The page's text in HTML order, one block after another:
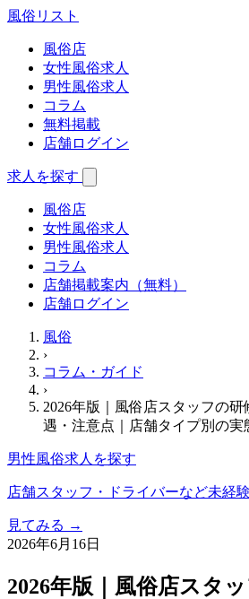
風俗 リスト
風俗店
女性風俗求人
男性風俗求人
コラム
無料掲載
店舗ログイン
求人を探す
風俗店
女性風俗求人
男性風俗求人
コラム
店舗掲載案内（無料）
店舗ログイン
風俗
›
コラム・ガイド
›
2026年版｜風俗店スタッフの
遇・注意点｜店舗タイプ別の実
男性風俗求人を探す
店舗スタッフ・ドライバーなど未経
見てみる →
2026年6月16日
2026年版｜風俗店スタ